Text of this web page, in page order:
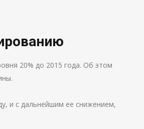
20% до 2015 года. Об этом
и с дальнейшим ее снижением,